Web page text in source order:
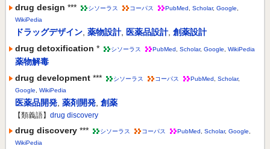
drug design *** シソーラス コーパス PubMed Scholar, Google
WikiPedia
ドラッグデザイン 薬物設計, 医薬品設計, 創薬設計
drug detoxification * シソーラス PubMed Scholar, Google WikiPedia
薬物解毒
drug development *** シソーラス コーパス PubMed Scholar,
Google
WikiPedia
医薬品開発 薬剤開発 創薬
【類義語】 drug discovery
drug discovery *** シソーラス コーパス PubMed Scholar, Google
WikiPedia